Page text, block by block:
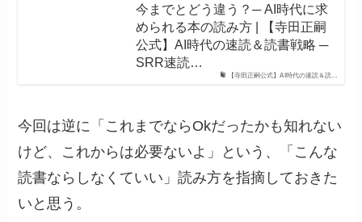
【寺田正嗣公式】AI時代の速読＆読…
今までとどう違う？─ AI時代に求
められる本の読み方 | 【寺田正嗣
公式】AI時代の速読＆読書戦略 ─
SRR速読…
今回は逆に「これまでならOkだったかも知れない
けど、これからは必要ないよ」という、「こんな
読書ならしなくていい」読み方を指摘しておきた
いと思う。